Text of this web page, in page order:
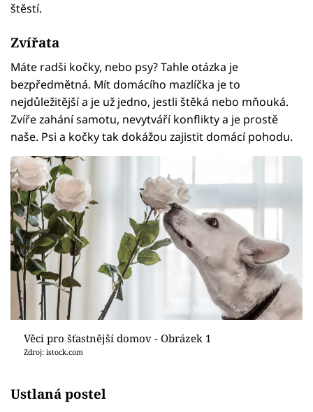
štěstí.
Zvířata
Máte radši kočky, nebo psy? Tahle otázka je
bezpředmětná. Mít domácího mazlíčka je to
nejdůležitější a je už jedno, jestli štěká nebo mňouká.
Zvíře zahání samotu, nevytváří konflikty a je prostě
naše. Psi a kočky tak dokážou zajistit domácí pohodu.
Věci pro šťastnější domov - Obrázek 1
Zdroj: istock.com
Ustlaná postel